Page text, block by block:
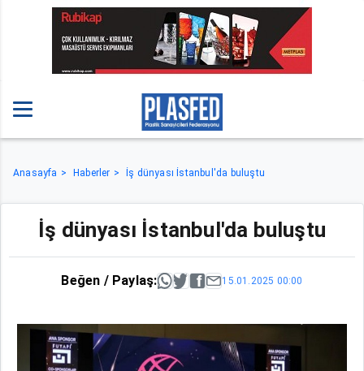
Anasayfa Haberler İş dünyası İstanbul'da buluştu
İş dünyası İstanbul'da buluştu
Beğen / Paylaş: 15.01.2025 00:00